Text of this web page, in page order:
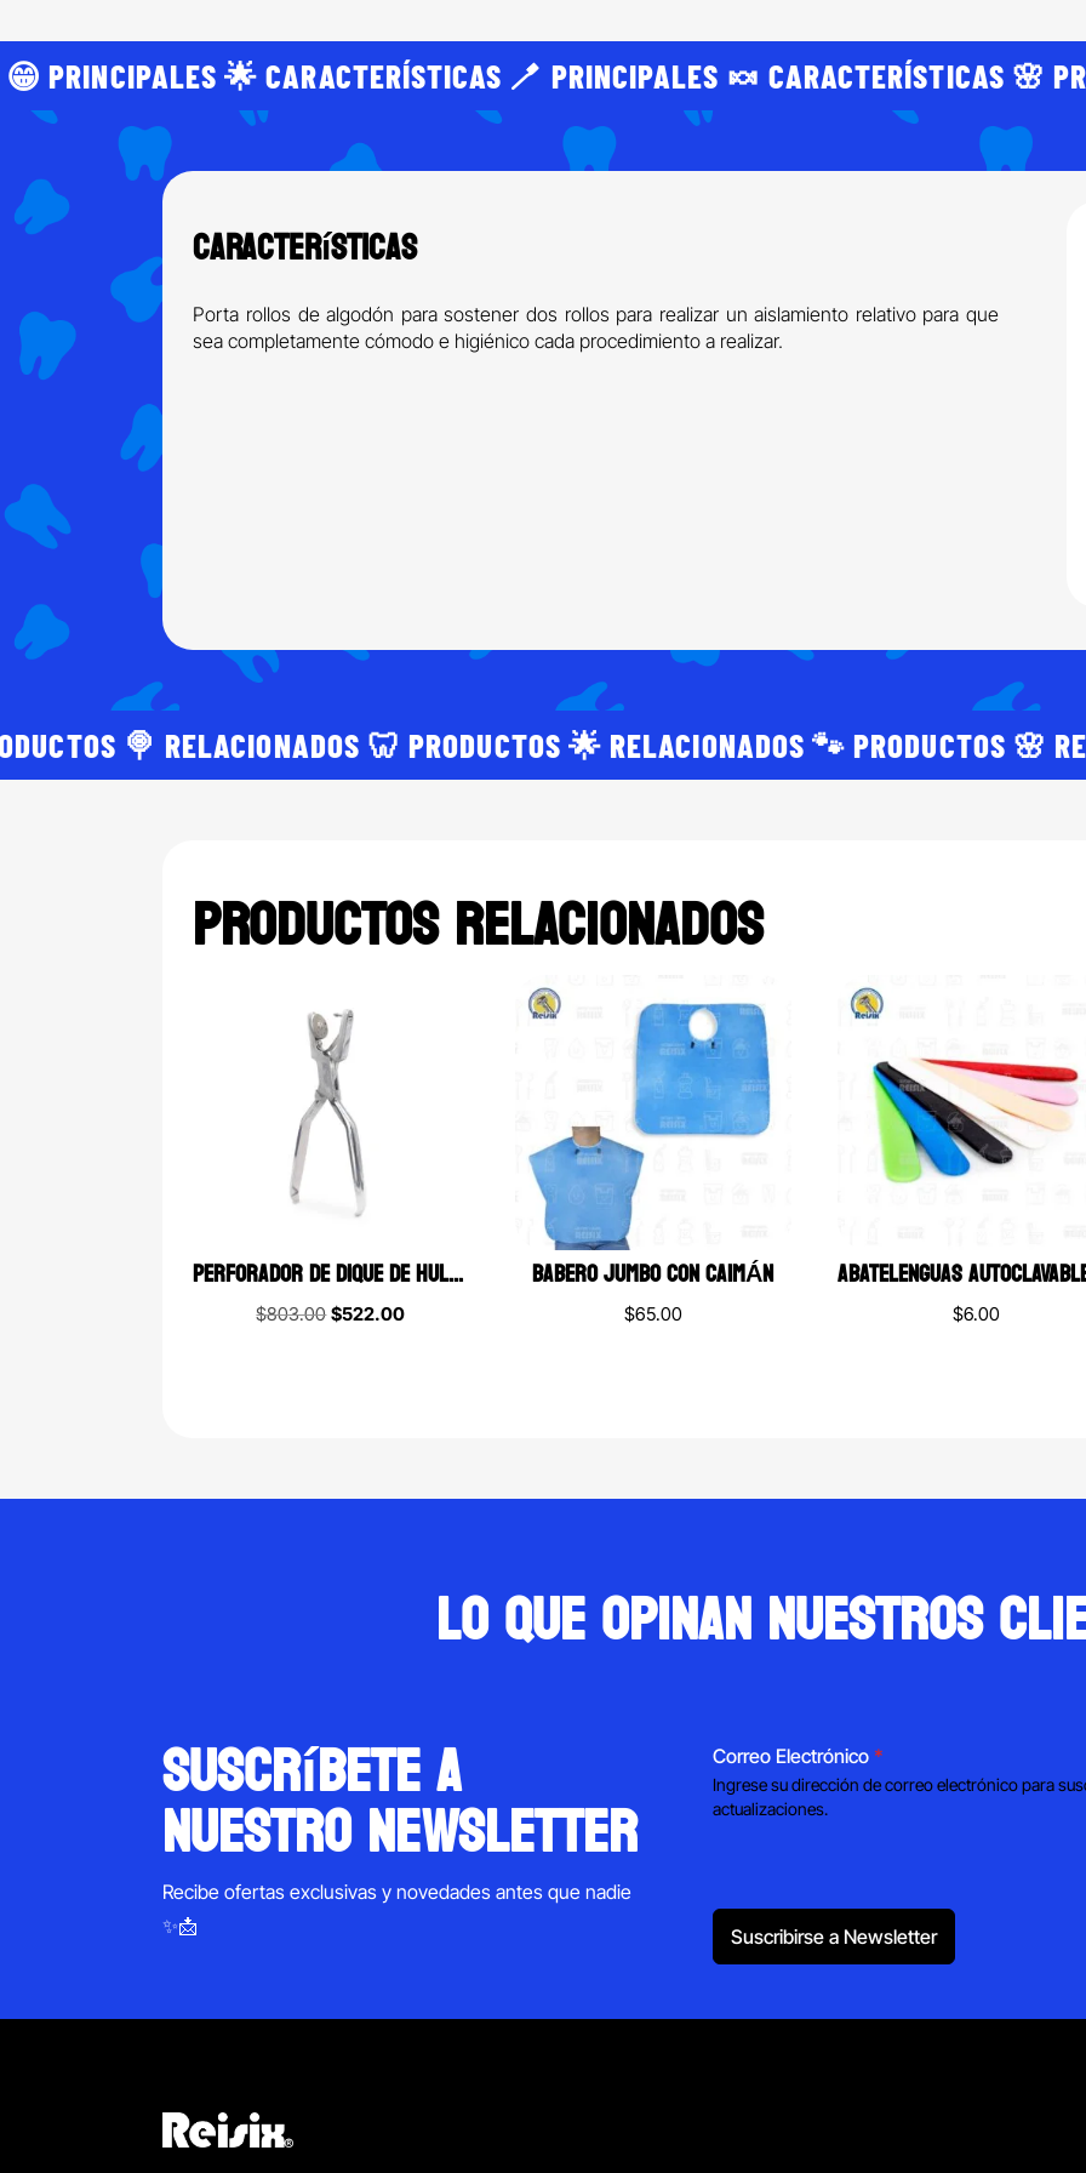
PRINCIPALES 🌟 CARACTERÍSTICAS 🪥 PRINCIPALES 🍬 CARACTERÍSTICAS 🌸
Características
Porta rollos de algodón para sostener dos rollos para realizar un aislamiento relativo para que
sea completamente cómodo e higiénico cada procedimiento a realizar.
🍭 RELACIONADOS 🦷 PRODUCTOS 🌟 RELACIONADOS 🐾 PRODUCTOS 🌸
PRODUCTOS RELACIONADOS
PERFORADOR DE DIQUE DE HULE 6B ADULTO (041)
$803.00Original
$522.00Current
BABERO JUMBO CON CAIMÁN
$65.00 $6.00
Lo que opinan nuestros
suscríbete a
nuestro newsletter
Recibe ofertas exclusivas y novedades antes que nadie
✨📩
Correo Electrónico *
Ingrese su dirección de correo electrónico para
actualizaciones.
Suscribirse a Newsletter